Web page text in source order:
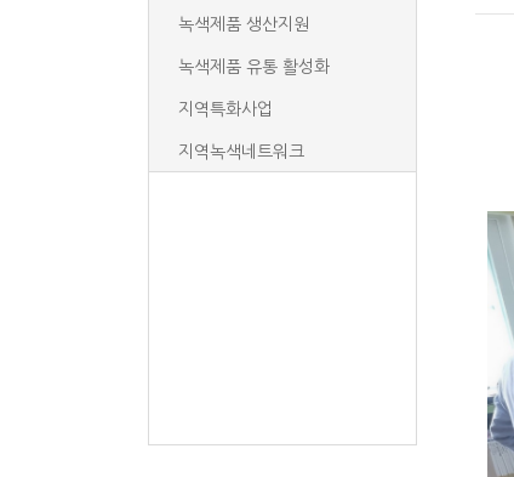
녹색제품 생산지원
녹색제품 유통 활성화
지역특화사업
지역녹색네트워크